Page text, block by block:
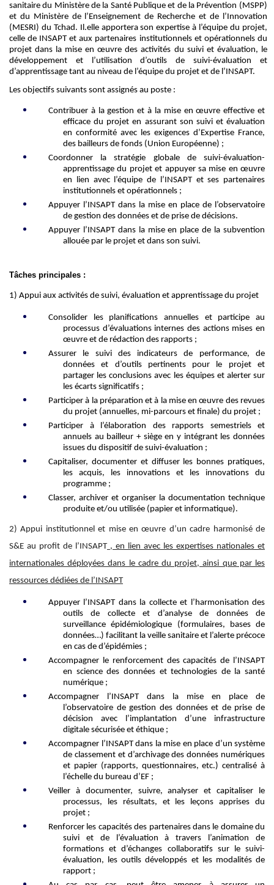
sanitaire du Ministère de la Santé Publique et de la Prévention (MSPP)
et du Ministère de l’Enseignement de Rechercheet de l’Innovation
(MESRI) du Tchad. Il .elleapportera son expertiseà l’équipe du projet,
celle de INSAPT et aux partenaires institutionnels et opérationnels du
projetdans la mise en œuvre des activités du suivi et évaluation, le
développement et
l’utilisation d’outils de suivi-évaluation et
d’apprentissage tant au niveau de l’équipe du projet et de l’INSAPT.
Les objectifs suivants sont assignés au poste :
Contribuer à la gestion et à la mise en œuvre effective et
efficace du projeten assurant son suivi et évaluation
en conformité avec les exigences d’Expertise France,
des bailleurs de fonds ( Union Européenne) ;
Coordonner la stratégie globale de suivi-évaluation-
apprentissagedu projetet appuyer sa mise en œuvre
en lien avec l’équipe de l’INSAPTet ses partenaires
institutionnels et opérationnels ;
Appuyer l’INSAPT dans la mise en place de l’observatoire
de gestion des données et de prise de décisions.
Appuyer l’INSAPT dans la mise en place de la subvention
allouée par le projet et dans son suivi.
Tâches principales :
1) Appui aux activités de suivi, évaluation et apprentissage du projet
Consolider les planificationsannuelles et participe au
processus d’évaluations internes des actions mises en
œuvre et de rédaction des rapports ;
Assurer le suivi des indicateurs de performance, de
données et d’outils pertinents pour le projet et
partager les conclusions avec les équipes et alerter sur
les écarts significatifs ;
Participer à la préparation et à la mise en œuvre des revues
d u projet (annuelles, mi-parcours et finale) du projet ;
Participer à l’élaboration des rapports semestriels et
annuels au bailleur + siègeen y intégrant les données
issues du dispositif de suivi-évaluation ;
Capitaliser, documenter et diffuser les bonnes pratiques,
les acquis, les innovations et les innovations du
programme ;
Classer, archiver et organiser la documentation technique
produite et/ou utilisée (papier et informatique).
2)Appui institutionnel et mise en œuvre d’un cadre harmonisé de
S&E au profit de l’INSAPT , en lien avec les expertises nationales et
internationales déployées dans le cadre du projet, ainsi que par les
ressources dédiées de ’INSAPT
Appuyer l’INSAPT dans la collecte et l’harmonisation des
outils de collecte et d’analysede données de
surveillance épidémiologique (formulaires, bases de
données…) facilitant la veille sanitaire et l’alerte précoce
en cas de d’épidémies ;
Accompagner lerenforcement des capacités de l’INSAPT
en science des données et technologies de la santé
numérique ;
Accompagner l’INSAPT dans la mise en place de
l’observatoire de gestion des données et de prise de
décision avec l’implantation d’une infrastructure
digitale sécurisée et éthique ;
Accompagner l’INSAPT dans la mise en place d’un système
de classement et d’archivage des données numériques
et papier (rapports, questionnaires, etc.) centralisé à
l’échelle du bureau d’EF ;
Veiller à documenter, suivre, analyser et capitaliser le
processus, les résultats, et les leçons apprises du
projet ;
Renforcer les capacités des partenaires dans le domaine du
suivi et de l’évaluation à travers l’animation de
formations et d’échanges collaboratifs sur le suivi-
évaluation, les outils développés et les modalités de
rapport ;